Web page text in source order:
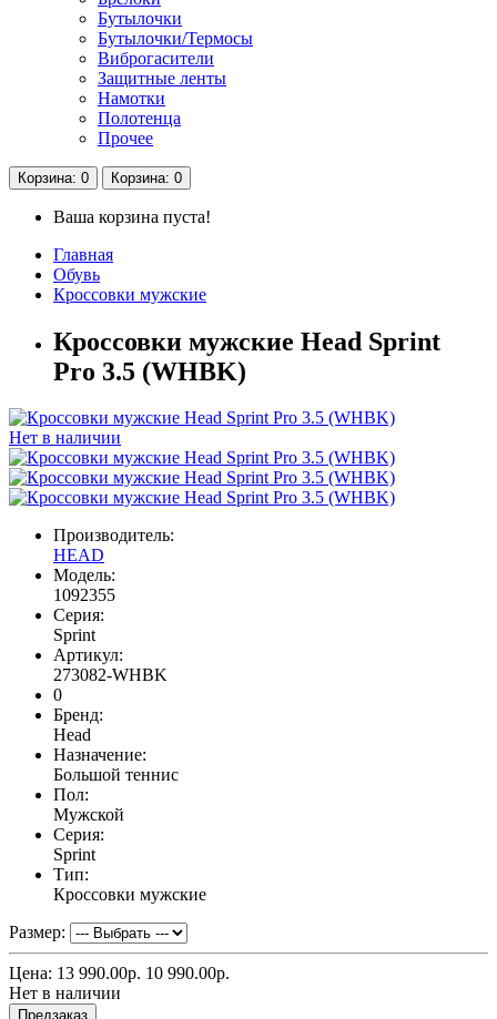
Бутылочки
Бутылочки/Термосы
Виброгасители
Защитные ленты
Намотки
Полотенца
Прочее
Корзина: 0 Корзина: 0
Ваша корзина пуста!
Главная
Обувь
Кроссовки мужские
Кроссовки мужские Head Sprint
Pro 3.5 (WHBK)
Нет в наличии
Производитель:
HEAD
Модель:
1092355
Серия:
Sprint
Артикул:
273082-WHBK
0
Бренд:
Head
Назначение:
Большой теннис
Пол:
Мужской
Серия:
Sprint
Тип:
Кроссовки мужские
Размер:
Цена: 13 990.00р. 10 990.00р.
Нет в наличии
Предзаказ